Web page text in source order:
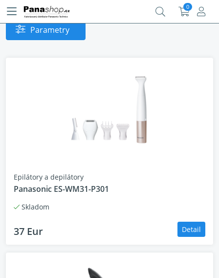
0
Parametry
Epilátory a depilátory
Panasonic ES-WM31-P301
Skladom
37 Eur Detail